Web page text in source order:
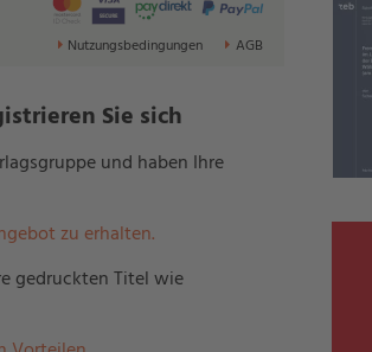
Nutzungsbedingungen AGB
Sie sich
und haben Ihre
zu erhalten.
gedruckten Titel wie